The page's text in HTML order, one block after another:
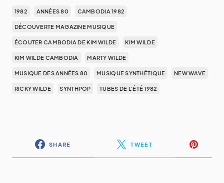
1982 ANNÉES 80 CAMBODIA 1982
DÉCOUVERTE MAGAZINE MUSIQUE
ÉCOUTER CAMBODIA DE KIM WILDE KIM WILDE
KIM WILDE CAMBODIA MARTY WILDE
MUSIQUE DES ANNÉES 80 MUSIQUE SYNTHÉTIQUE NEW WAVE
RICKY WILDE SYNTHPOP TUBES DE L'ÉTÉ 1982
SHARE TWEET